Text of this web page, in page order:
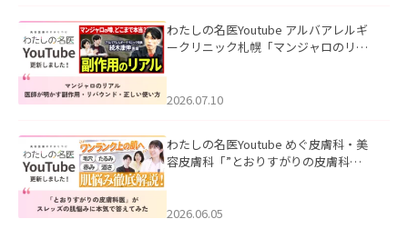
わたしの名医Youtube アルバアレルギ
ークリニック札幌「マンジャロのリア
た。
2026.07.10
わたしの名医Youtube めぐ皮膚科・美
容皮膚科「”とおりすがりの皮膚科
2026.06.05